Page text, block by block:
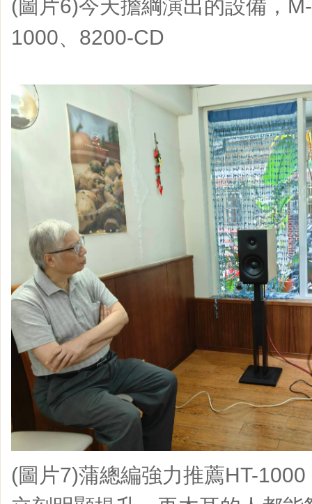
(圖片6)今天擔綱演出的設備，
1000、8200-CD
(圖片7)蒲總編強力推薦HT-